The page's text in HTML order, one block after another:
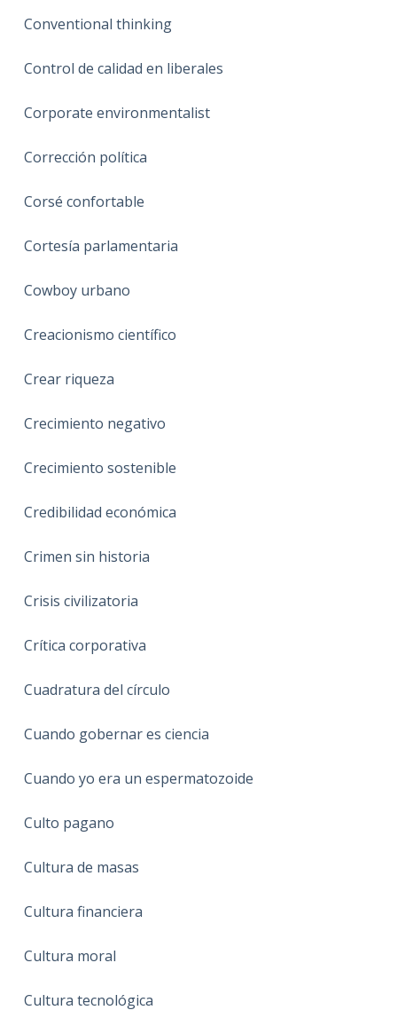
Conventional thinking
Control de calidad en liberales
Corporate environmentalist
Corrección política
Corsé confortable
Cortesía parlamentaria
Cowboy urbano
Creacionismo científico
Crear riqueza
Crecimiento negativo
Crecimiento sostenible
Credibilidad económica
Crimen sin historia
Crisis civilizatoria
Crítica corporativa
Cuadratura del círculo
Cuando gobernar es ciencia
Cuando yo era un espermatozoide
Culto pagano
Cultura de masas
Cultura financiera
Cultura moral
Cultura tecnológica